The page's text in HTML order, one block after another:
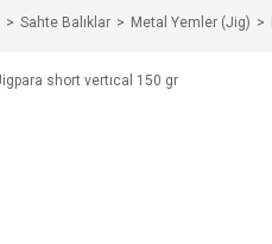
Sahte Balıklar Metal Yemler (Jig)